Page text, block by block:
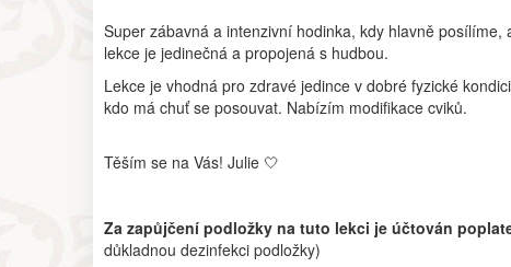
Super zábavná a intenzivní hodinka, kdy hlavně
lekce je jedinečná a propojená s hudbou.
Lekce je vhodná pro zdravé jedince v dobré fyzické
kdo má chuť se posouvat. Nabízím modifikace cviků.
Těším se na Vás! Julie 🤍
Za zapůjčení podložky na tuto lekci je účtován
důkladnou dezinfekci podložky)